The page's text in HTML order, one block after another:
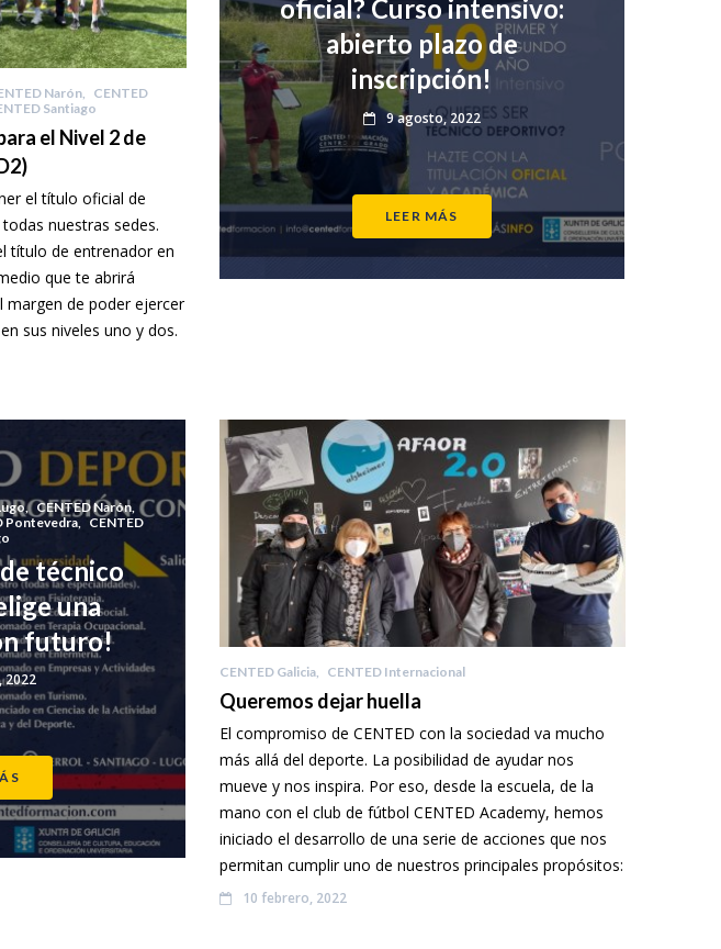
Narón,
CENTED
Santiago
el Nivel 2 de
el título oficial de
nuestras sedes.
título de entrenador en
que te abrirá
margen de poder ejercer
sus niveles uno y dos.
oficial? Curso intensivo:
abierto plazo de
inscripción!
9 agosto, 2022
LEER MÁS
, CENTED Narón
Pontevedra, CENTED
técnico
una
futuro!
2022 CENTED Galicia, CENTED Internacional
Queremos dejar huella
El compromiso de CENTED con la sociedad va mucho
más allá del deporte. La posibilidad de ayudar nos
mueve y nos inspira. Por eso, desde la escuela, de la
mano con el club de fútbol CENTED Academy, hemos
iniciado el desarrollo de una serie de acciones que nos
permitan cumplir uno de nuestros principales propósitos:
10 febrero, 2022